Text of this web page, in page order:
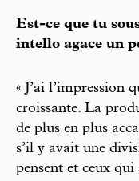
Est-ce que tu
intello agace un
« J’ai l’impression
croissante. La
de plus en plus
s’il y avait une
pensent et ceux